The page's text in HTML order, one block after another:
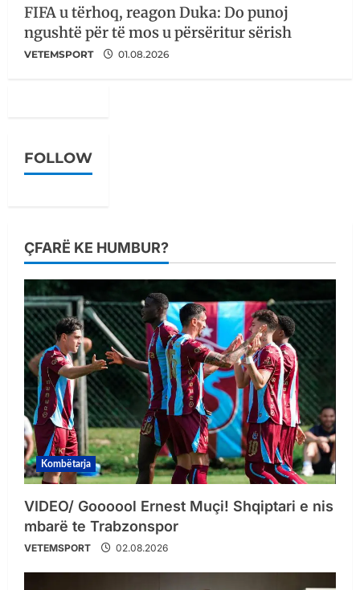
FIFA u tërhoq, reagon Duka: Do punoj
ngushtë për të mos u përsëritur sërish
VETEMSPORT 01.08.2026
FOLLOW
ÇFARË KE HUMBUR?
Kombëtarja
VIDEO/ Goooool Ernest Muçi! Shqiptari e nis
mbarë te Trabzonspor
VETEMSPORT 02.08.2026